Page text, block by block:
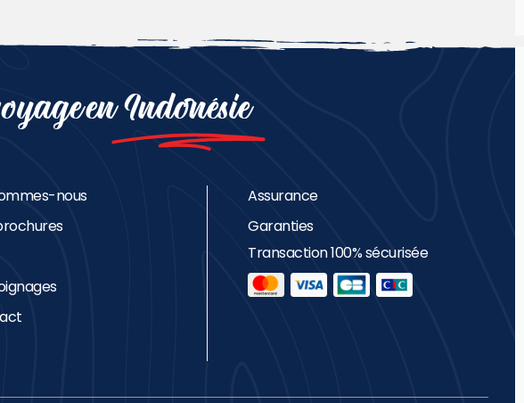
enIndonésie
nous
Assurance
Garanties
Transaction 100% sécurisée